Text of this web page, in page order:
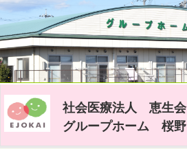
社会医療法人 恵生会
グループホーム 桜野